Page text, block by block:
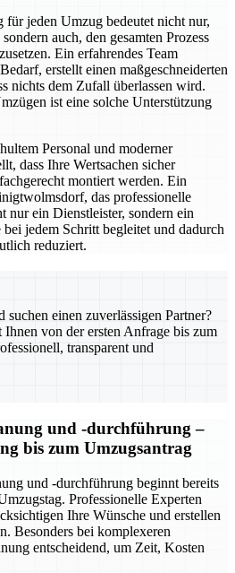
für jeden Umzug bedeutet nicht nur,
auch, den gesamten Prozess
Ein erfahrendes Team
erstellt einen maßgeschneiderten
nichts dem Zufall überlassen wird.
ist eine solche Unterstützung
Personal und moderner
dass Ihre Wertsachen sicher
montiert werden. Ein
das professionelle
nur ein Dienstleister, sondern ein
jedem Schritt begleitet und dadurch
reduziert.
suchen einen zuverlässigen Partner?
Ihnen von der ersten Anfrage bis zum
transparent und
und -durchführung –
bis zum Umzugsantrag
und -durchführung beginnt bereits
Professionelle Experten
Ihre Wünsche und erstellen
Besonders bei komplexeren
entscheidend, um Zeit, Kosten